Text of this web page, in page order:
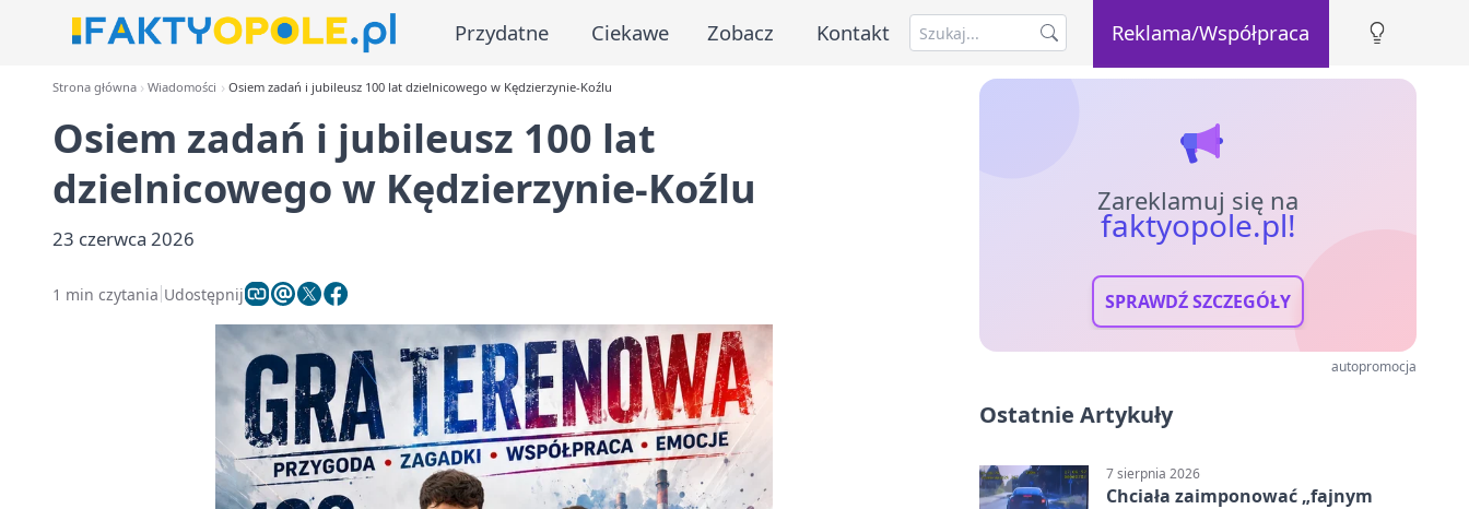
Przydatne Ciekawe Zobacz Kontakt Reklama/Współpraca
Strona główna Wiadomości Osiem zadań i jubileusz 100 lat dzielnicowego w Kędzierzynie-Koźlu
Osiem zadań i jubileusz 100 lat
dzielnicowego w Kędzierzynie-Koźlu
23 czerwca 2026
1 min czytania Udostępnij
Zareklamuj się na
faktyopole.pl!
SPRAWDŹ SZCZEGÓŁY
autopromocja
Ostatnie Artykuły
7 sierpnia 2026
Chciała zaimponować „fajnym